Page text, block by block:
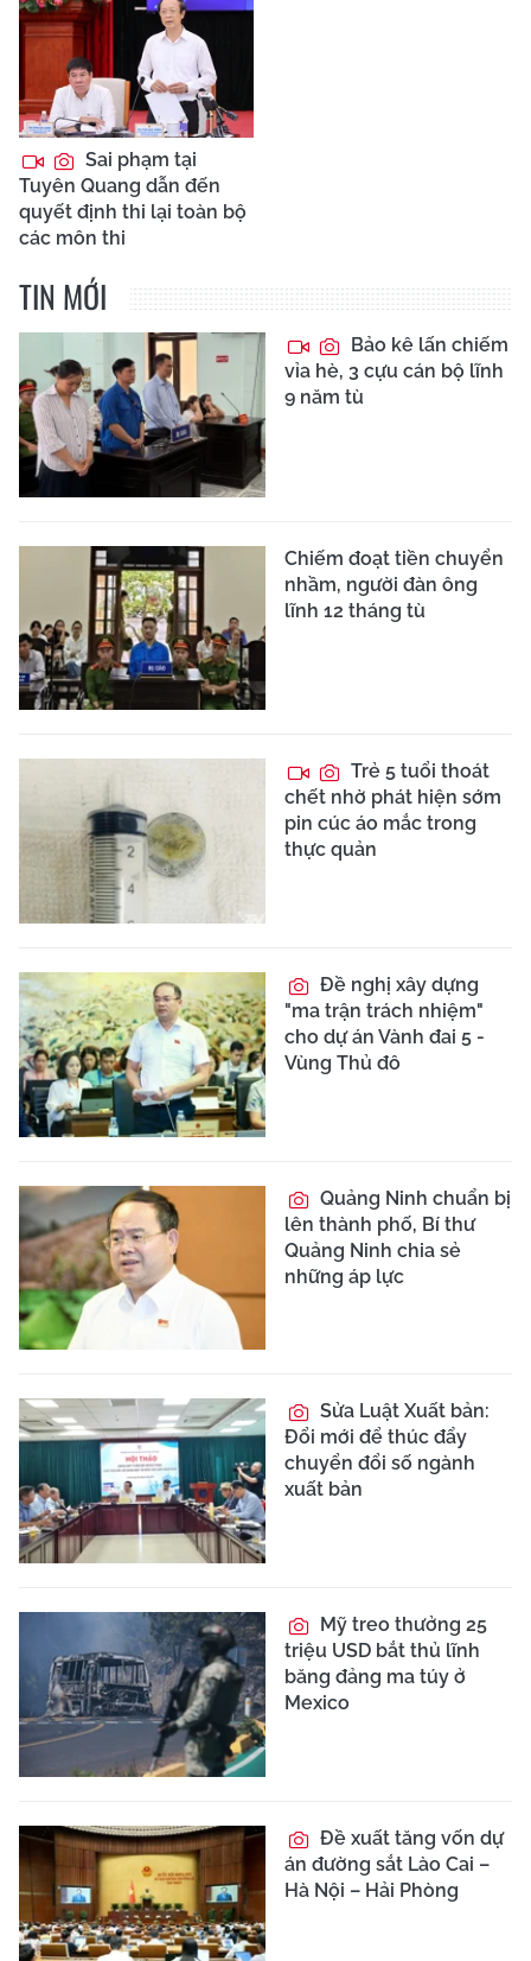
Sai phạm tại
Tuyên Quang dẫn đến
quyết định thi lại toàn bộ
các môn thi
TIN MỚI
Bảo kê lấn chiếm
vỉa hè, 3 cựu cán bộ lĩnh
9 năm tù
Chiếm đoạt tiền chuyển
nhầm, người đàn ông
lĩnh 12 tháng tù
Trẻ 5 tuổi thoát
chết nhờ phát hiện sớm
pin cúc áo mắc trong
thực quản
Đề nghị xây dựng
"ma trận trách nhiệm"
cho dự án Vành đai 5 -
Vùng Thủ đô
Quảng Ninh chuẩn bị
lên thành phố, Bí thư
Quảng Ninh chia sẻ
những áp lực
Sửa Luật Xuất bản:
Đổi mới để thúc đẩy
chuyển đổi số ngành
xuất bản
Mỹ treo thưởng 25
triệu USD bắt thủ lĩnh
băng đảng ma túy ở
Mexico
Đề xuất tăng vốn dự
án đường sắt Lào Cai –
Hà Nội – Hải Phòng